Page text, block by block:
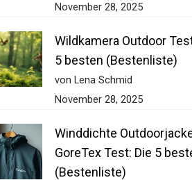
November 28, 2025
Wildkamera Outdoor Test:
5 besten (Bestenliste)
von Lena Schmid
November 28, 2025
Winddichte Outdoorjacke
GoreTex Test: Die 5
(Bestenliste)